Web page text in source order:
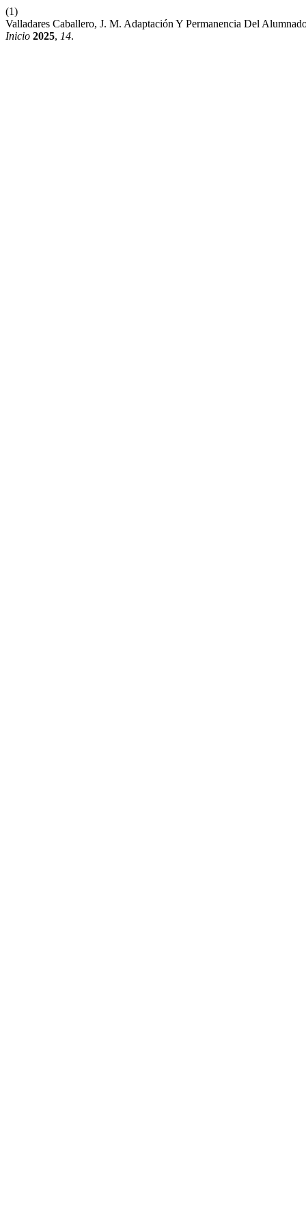
(1)
Valladares Caballero, J. M. Adaptación Y Permanencia Del
Inicio 2025, 14.